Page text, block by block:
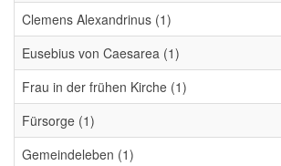
Clemens Alexandrinus (1)
Eusebius von Caesarea (1)
Frau in der frühen Kirche (1)
Fürsorge (1)
Gemeindeleben (1)